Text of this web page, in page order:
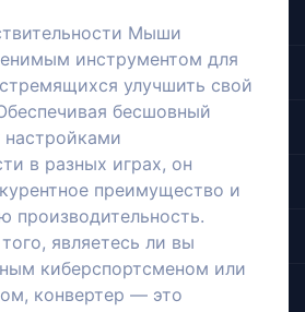
Мыши
инструментом для
улучшить свой
бесшовный
в разных играх, он
преимущество и
производительность.
являетесь ли вы
киберспортсменом или
конвертер — это